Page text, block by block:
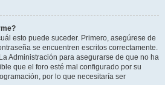
esto puede suceder. Primero, asegúrese de
se encuentren escritos correctamente.
Administración para asegurarse de que no ha
que el foro esté mal configurado por su
por lo que necesitaría ser